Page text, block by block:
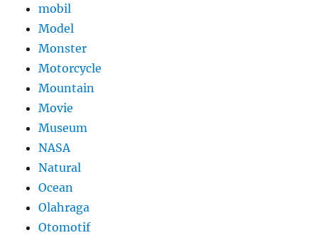
mobil
Model
Monster
Motorcycle
Mountain
Movie
Museum
NASA
Natural
Ocean
Olahraga
Otomotif